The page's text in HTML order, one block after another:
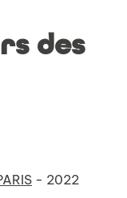
des
- 2022